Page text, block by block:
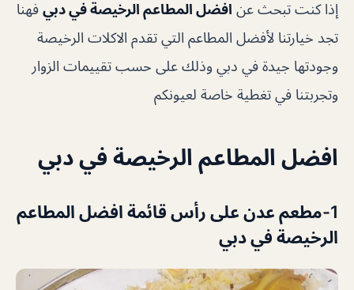
إذا كنت تبحث عن افضل المطاعم الرخيصة في دبي فهنا
تجد خيارتنا لأفضل المطاعم التي تقدم الاكلات الرخيصة
وجودتها جيدة في دبي وذلك على حسب تقييمات الزوار
وتجربتنا في تغطية خاصة لعيونكم
افضل المطاعم الرخيصة في دبي
1-مطعم عدن على رأس قائمة افضل المطاعم
الرخيصة في دبي